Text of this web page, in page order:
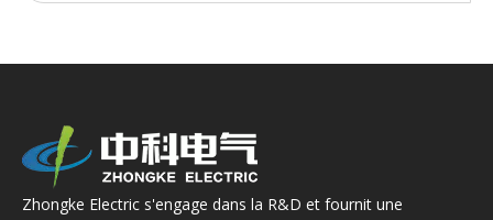
Zhongke Electric s'engage dans la R&D et fournit une